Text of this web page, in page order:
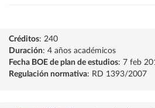
Créditos: 240
Duración: 4 años académicos
Fecha BOE de plan de estudios: 7 feb
Regulación normativa: RD 1393/2007